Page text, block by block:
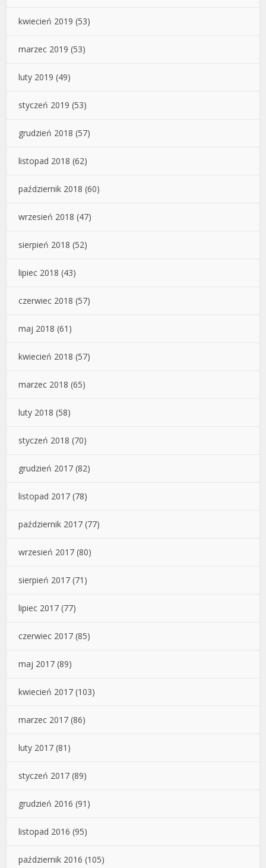
kwiecień 2019 (53)
marzec 2019 (53)
luty 2019 (49)
styczeń 2019 (53)
grudzień 2018 (57)
listopad 2018 (62)
październik 2018 (60)
wrzesień 2018 (47)
sierpień 2018 (52)
lipiec 2018 (43)
czerwiec 2018 (57)
maj 2018 (61)
kwiecień 2018 (57)
marzec 2018 (65)
luty 2018 (58)
styczeń 2018 (70)
grudzień 2017 (82)
listopad 2017 (78)
październik 2017 (77)
wrzesień 2017 (80)
sierpień 2017 (71)
lipiec 2017 (77)
czerwiec 2017 (85)
maj 2017 (89)
kwiecień 2017 (103)
marzec 2017 (86)
luty 2017 (81)
styczeń 2017 (89)
grudzień 2016 (91)
listopad 2016 (95)
październik 2016 (105)